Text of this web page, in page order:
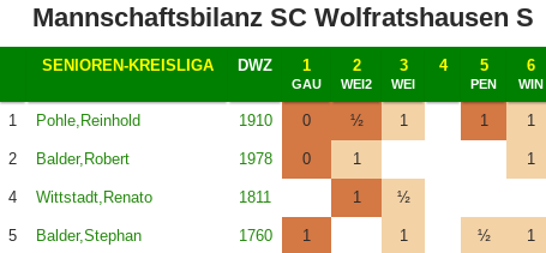
Mannschaftsbilanz SC Wolfratshausen S
SENIOREN-KREISLIGA DWZ 1
GAU
2
WEI2
3
WEI
4 5
PEN
6
WIN
1 Pohle,Reinhold 1910 0 ½ 1 1 1
2 Balder,Robert 1978 0 1 1
4 Wittstadt,Renato 1811 1 ½
5 Balder,Stephan 1760 1 1 ½ 1